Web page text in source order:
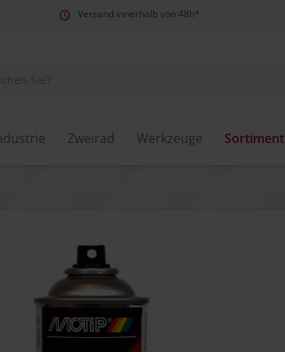
Versand innerhalb von 48h*
Zweirad Werkzeuge Sortiment